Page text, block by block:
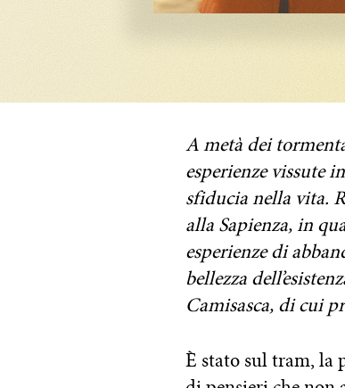
A metà dei
esperienze vissute
sfiducia nella vita.
alla Sapienza, in
esperienze di
bellezza
Camisasca, di cui
È stato sul tram, la